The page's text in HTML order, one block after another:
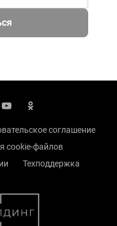
соглашение
cookie-файлов
Техподдержка